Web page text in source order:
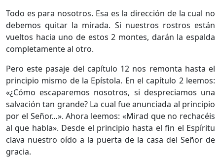
Todo es para nosotros. Esa es la dirección de la cual no
debemos quitar la mirada. Si nuestros rostros están
vueltos hacia uno de estos 2 montes, darán la espalda
completamente al otro.
Pero este pasaje del capítulo 12 nos remonta hasta el
principio mismo de la Epístola. En el capítulo 2 leemos:
«¿Cómo escaparemos nosotros, si despreciamos una
salvación tan grande? La cual fue anunciada al principio
por el Señor…». Ahora leemos: «Mirad que no rechacéis
al que habla». Desde el principio hasta el fin el Espíritu
clava nuestro oído a la puerta de la casa del Señor de
gracia.